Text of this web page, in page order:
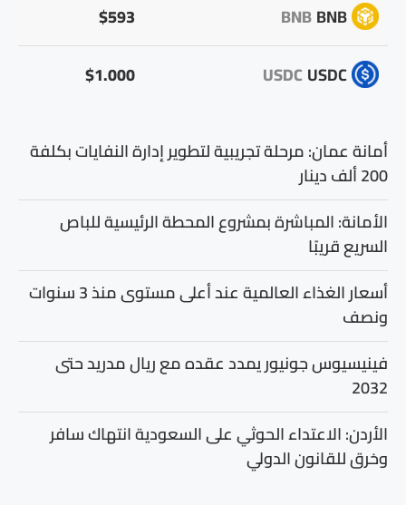
BNB
BNB
$593
USDC
USDC
$1.000
أمانة عمان: مرحلة تجريبية لتطوير إدارة النفايات بكلفة
200 ألف دينار
الأمانة: المباشرة بمشروع المحطة الرئيسية للباص
السريع قريبًا
أسعار الغذاء العالمية عند أعلى مستوى منذ 3 سنوات
ونصف
فينيسيوس جونيور يمدد عقده مع ريال مدريد حتى
2032
الأردن: الاعتداء الحوثي على السعودية انتهاك سافر
وخرق للقانون الدولي